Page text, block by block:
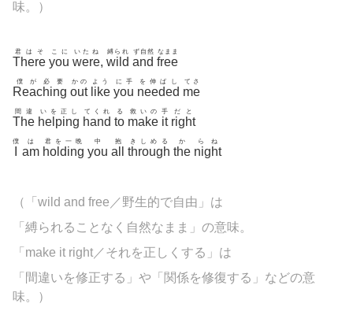
味。）
There
君はそ
you
こに
were
いたね
, wild
縛られ
and
ず自然
free
なまま
Reaching
僕が必要
out
かの
like
よう
you
に手
needed
を伸ばし
me
てさ
The
間違
helping
いを正し
hand
てくれ
to
る
make
救いの
it
手
right
だと
僕
am
は
holding
君を一晩
you
中
all
抱
through
きしめる
the
か
night
らね
（「wild and free／野生的で自由」は
「縛られることなく自然なまま」の意味。
「make it right／それを正しくする」は
「間違いを修正する」や「関係を修復する」などの意
味。）